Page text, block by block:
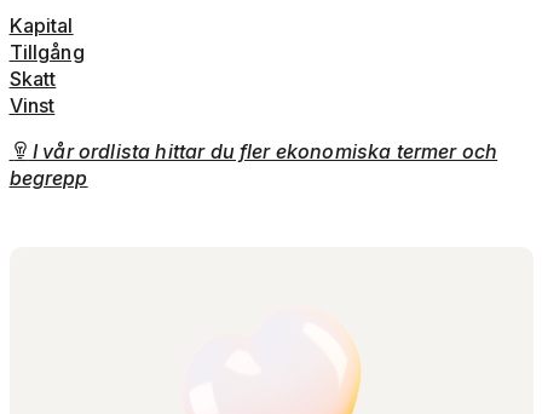
Kapital
Tillgång
Skatt
Vinst
 I vår ordlista hittar du fler ekonomiska termer och
begrepp